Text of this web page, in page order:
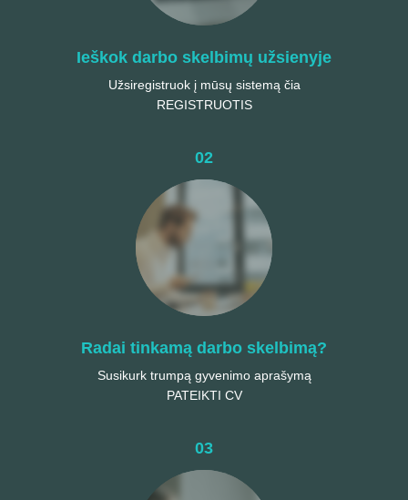
Ieškok darbo skelbimų užsienyje
Užsiregistruok į mūsų sistemą čia
REGISTRUOTIS
02
Radai tinkamą darbo skelbimą?
Susikurk trumpą gyvenimo aprašymą
PATEIKTI CV
03